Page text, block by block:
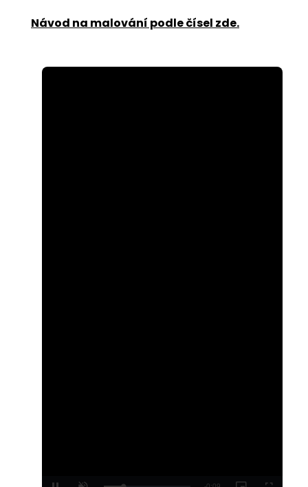
Návod na malování podle čísel zde.